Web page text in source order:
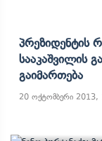
Პრეზიდენტის
Სააკაშვილის
Გაიმართება
20 ოქტომბერი 2013,